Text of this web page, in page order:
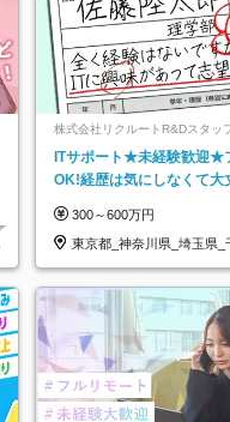
株式会社リクルートR&Dスタッ
クルートグループ】
ITサポート★未経験歓迎★
OK!経歴は気にしなくて
300～600万円
東京都_神奈川県_埼玉県_
阪府…